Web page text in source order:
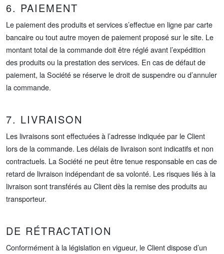
6. PAIEMENT
Le paiement des produits et services s’effectue en ligne par carte
bancaire ou tout autre moyen de paiement proposé sur le site. Le
montant total de la commande doit être réglé avant l’expédition
des produits ou la prestation des services. En cas de défaut de
paiement, la Société se réserve le droit de suspendre ou d’annuler
la commande.
7. LIVRAISON
Les livraisons sont effectuées à l’adresse indiquée par le Client
lors de la commande. Les délais de livraison sont indicatifs et non
contractuels. La Société ne peut être tenue responsable en cas de
retard de livraison indépendant de sa volonté. Les risques liés à la
livraison sont transférés au Client dès la remise des produits au
transporteur.
DE RÉTRACTATION
Conformément à la législation en vigueur, le Client dispose d’un